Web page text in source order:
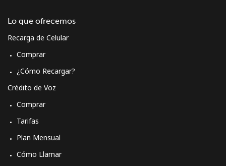
Lo que ofrecemos
Recarga de Celular
Comprar
¿Cómo Recargar?
Crédito de Voz
Comprar
Tarifas
Plan Mensual
Cómo Llamar